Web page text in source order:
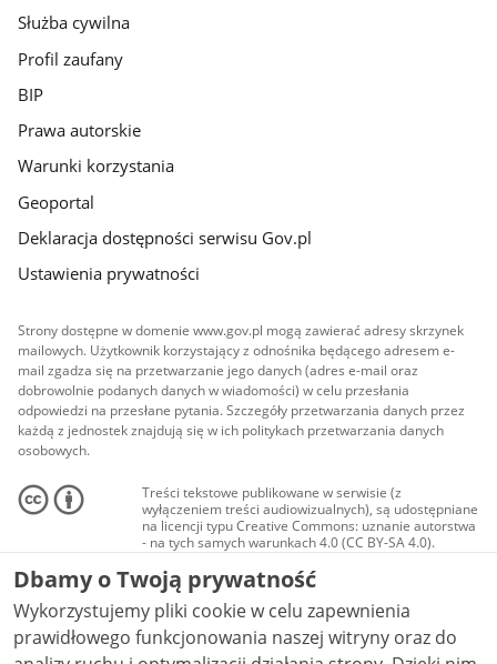
Służba cywilna
Profil zaufany
BIP
Prawa autorskie
Warunki korzystania
Geoportal
Deklaracja dostępności serwisu Gov.pl
Ustawienia prywatności
Strony dostępne w domenie www.gov.pl mogą zawierać adresy skrzynek
mailowych. Użytkownik korzystający z odnośnika będącego adresem e-
mail zgadza się na przetwarzanie jego danych (adres e-mail oraz
dobrowolnie podanych danych w wiadomości) w celu przesłania
odpowiedzi na przesłane pytania. Szczegóły przetwarzania danych przez
każdą z jednostek znajdują się w ich politykach przetwarzania danych
osobowych.
Treści tekstowe publikowane w serwisie (z
wyłączeniem treści audiowizualnych), są udostępniane
na licencji typu Creative Commons: uznanie autorstwa
- na tych samych warunkach 4.0 (CC BY-SA 4.0).
Materiały audiowizualne, w tym zdjęcia, materiały
audio i wideo, są udostępniane na licencji typu
Creative Commons: uznanie autorstwa użycie
niekomercyjne - bez utworów zależnych 4.0 (CC BY-
NC-ND 4.0), o ile nie jest to stwierdzone inaczej.
Dbamy o Twoją prywatność
Wykorzystujemy pliki cookie w celu zapewnienia
prawidłowego funkcjonowania naszej witryny oraz do